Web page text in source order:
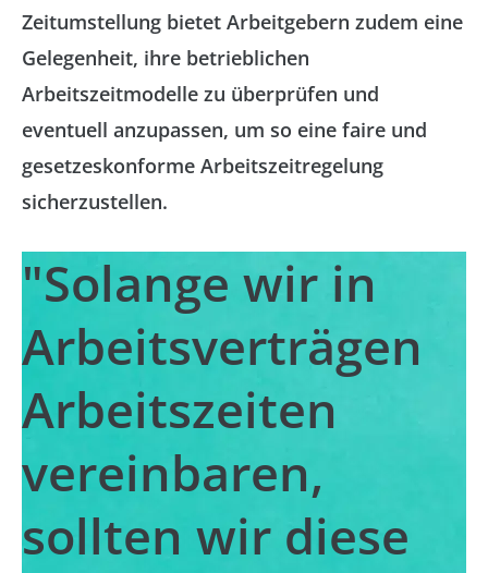
Zeitumstellung bietet Arbeitgebern zudem eine
Gelegenheit, ihre betrieblichen
Arbeitszeitmodelle zu überprüfen und
eventuell anzupassen, um so eine faire und
gesetzeskonforme Arbeitszeitregelung
sicherzustellen.
"Solange wir in
Arbeitsverträgen
Arbeitszeiten
vereinbaren,
sollten wir diese